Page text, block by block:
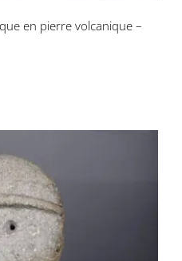
en pierre volcanique –